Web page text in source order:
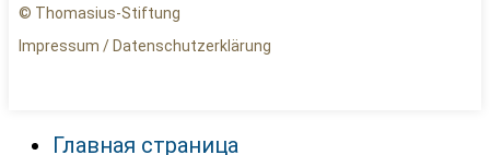
© Thomasius-Stiftung
Impressum / Datenschutzerklärung
Главная страница